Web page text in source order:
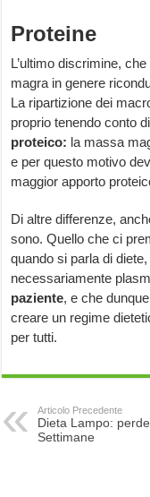
Proteine
L’ultimo discrimine,
magra in genere
La ripartizione dei
proprio tenendo conto
proteico: la massa
e per questo motivo
maggior apporto
Di altre differenze,
sono. Quello che ci
quando si parla di
necessariamente
paziente, e che
creare un regime
per tutti.
Articolo Precedente
Dieta Lampo:
Settimane